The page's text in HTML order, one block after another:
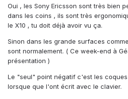
Oui , les Sony Ericsson sont très bien
dans les coins , ils sont très
le X10 , tu doit déjà avoir vu ça.
Sinon dans les grande surfaces
sont normalement. ( Ce week-end à
présentation )
Le "seul" point négatif c'est les
lorsque que l'ont écrit avec le clavier.